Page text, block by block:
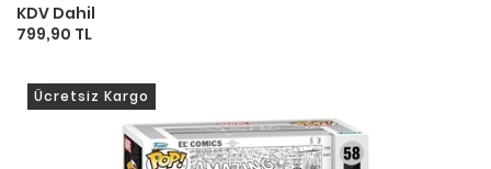
KDV Dahil
799,90 TL
Ücretsiz Kargo